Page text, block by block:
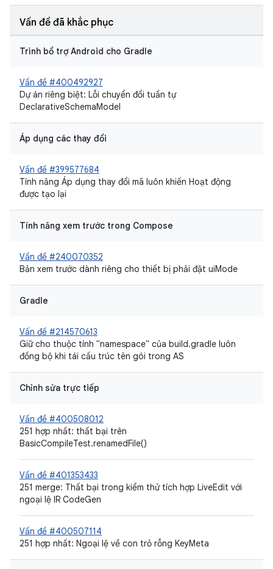
Vấn đề đã khắc phục
Trình bổ trợ Android cho Gradle
Vấn đề #400492927
Dự án riêng biệt: Lỗi chuyển đổi tuần tự
DeclarativeSchemaModel
Áp dụng các thay đổi
Vấn đề #399577684
Tính năng Áp dụng thay đổi mã luôn khiến Hoạt động
được tạo lại
Tính năng xem trước trong Compose
Vấn đề #240070352
Bản xem trước dành riêng cho thiết bị phải đặt uiMode
Gradle
Vấn đề #214570613
Giữ cho thuộc tính "namespace" của build.gradle luôn
đồng bộ khi tái cấu trúc tên gói trong AS
Chỉnh sửa trực tiếp
Vấn đề #400508012
251 hợp nhất: thất bại trên
BasicCompileTest.renamedFile()
Vấn đề #401353433
251 merge: Thất bại trong kiểm thử tích hợp LiveEdit với
ngoại lệ IR CodeGen
Vấn đề #400507114
251 hợp nhất: Ngoại lệ về con trỏ rỗng KeyMeta